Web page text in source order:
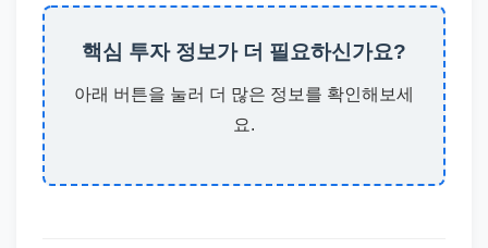
핵심 투자 정보가 더 필요하신가요?
아래 버튼을 눌러 더 많은 정보를 확인해보세
요.